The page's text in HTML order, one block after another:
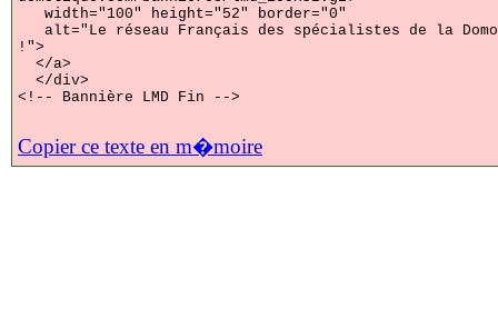
width="100" height="52" border="0"
alt="Le réseau Français des spécialistes de la
!">
</a>
</div>
<!-- Bannière LMD Fin -->
Copier ce texte en m�moire